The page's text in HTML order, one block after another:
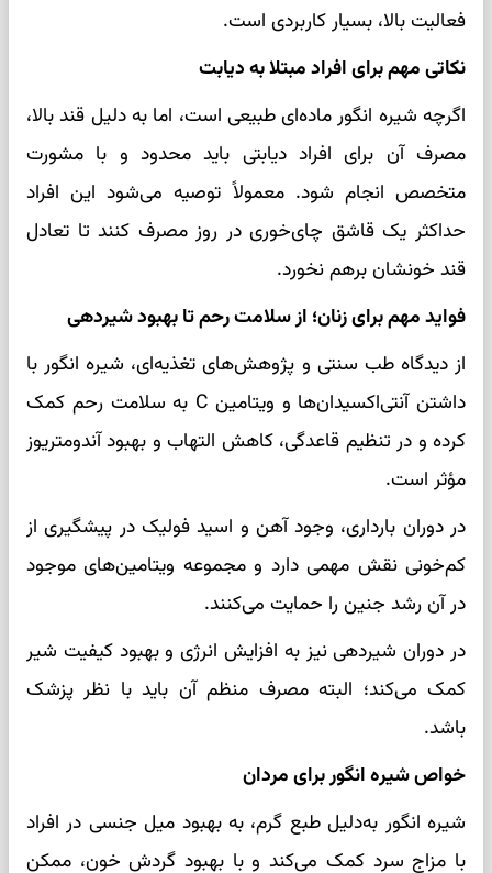
فعالیت بالا، بسیار کاربردی است.
نکاتی مهم برای افراد مبتلا به دیابت
اگرچه شیره انگور ماده‌ای طبیعی است، اما به دلیل قند بالا،
مصرف آن برای افراد دیابتی باید محدود و با مشورت
متخصص انجام شود. معمولاً توصیه می‌شود این افراد
حداکثر یک قاشق چای‌خوری در روز مصرف کنند تا تعادل
قند خونشان برهم نخورد.
فواید مهم برای زنان؛ از سلامت رحم تا بهبود شیردهی
از دیدگاه طب سنتی و پژوهش‌های تغذیه‌ای، شیره انگور با
داشتن آنتی‌اکسیدان‌ها و ویتامین C به سلامت رحم کمک
کرده و در تنظیم قاعدگی، کاهش التهاب و بهبود آندومتریوز
مؤثر است.
در دوران بارداری، وجود آهن و اسید فولیک در پیشگیری از
کم‌خونی نقش مهمی دارد و مجموعه ویتامین‌های موجود
در آن رشد جنین را حمایت می‌کنند.
در دوران شیردهی نیز به افزایش انرژی و بهبود کیفیت شیر
کمک می‌کند؛ البته مصرف منظم آن باید با نظر پزشک
باشد.
خواص شیره انگور برای مردان
شیره انگور به‌دلیل طبع گرم، به بهبود میل جنسی در افراد
با مزاج سرد کمک می‌کند و با بهبود گردش خون، ممکن